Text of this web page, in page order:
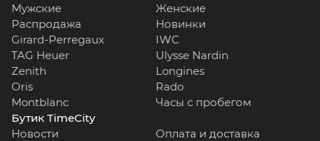
Мужские
Женские
Распродажа
Новинки
Girard-Perregaux
IWC
TAG Heuer
Ulysse Nardin
Zenith
Longines
Oris
Rado
Montblanc
Часы с пробегом
Бутик TimeCity
Новости
Оплата и доставка